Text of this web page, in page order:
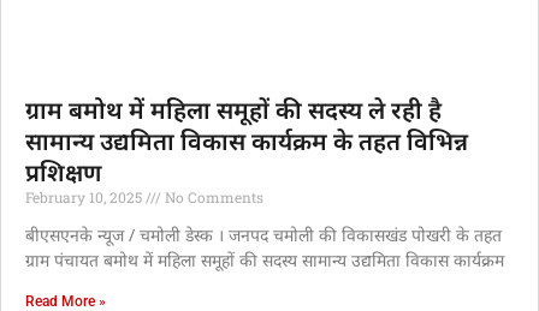
ग्राम बमोथ में महिला समूहों की सदस्य ले रही है
सामान्य उद्यमिता विकास कार्यक्रम के तहत विभिन्न
प्रशिक्षण
February 10, 2025 No Comments
बीएसएनके न्यूज / चमोली डेस्क । जनपद चमोली की विकासखंड पोखरी के तहत
ग्राम पंचायत बमोथ में महिला समूहों की सदस्य सामान्य उद्यमिता विकास कार्यक्रम
Read More »